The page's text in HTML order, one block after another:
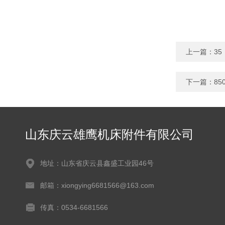
上一篇： 35
下一篇：
山东庆云雄鹰机床附件有限公司
地址：山东省庆云县鑫盛工业园46号
邮箱：xiongying6681566@163.com
传真：0534-6681566